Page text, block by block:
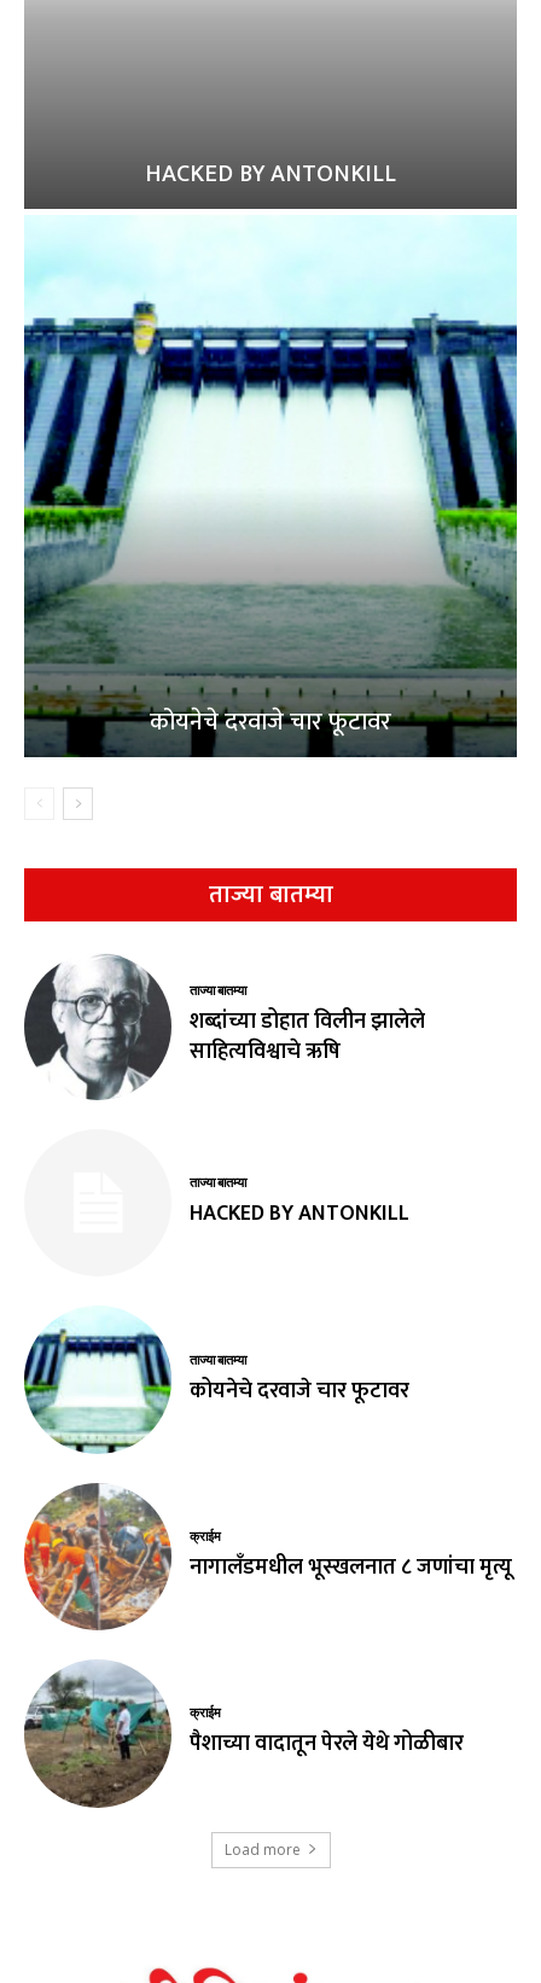
HACKED BY ANTONKILL
कोयनेचे दरवाजे चार फूटावर
ताज्या बातम्या
ताज्या बातम्या
शब्दांच्या डोहात विलीन झालेले
साहित्यविश्वाचे ऋषि
ताज्या बातम्या
HACKED BY ANTONKILL
ताज्या बातम्या
कोयनेचे दरवाजे चार फूटावर
क्राईम
नागालँडमधील भूस्खलनात ८ जणांचा मृत्यू
क्राईम
पैशाच्या वादातून पेरले येथे गोळीबार
Load more